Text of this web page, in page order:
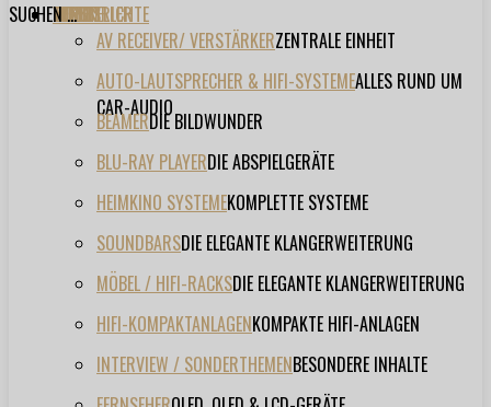
TESTBERICHTE
AV RECEIVER/ VERSTÄRKERZENTRALE EINHEIT
AUTO-LAUTSPRECHER & HIFI-SYSTEMEALLES RUND UM
CAR-AUDIO
BEAMERDIE BILDWUNDER
BLU-RAY PLAYERDIE ABSPIELGERÄTE
HEIMKINO SYSTEMEKOMPLETTE SYSTEME
SOUNDBARSDIE ELEGANTE KLANGERWEITERUNG
MÖBEL / HIFI-RACKSDIE ELEGANTE KLANGERWEITERUNG
HIFI-KOMPAKTANLAGENKOMPAKTE HIFI-ANLAGEN
INTERVIEW / SONDERTHEMENBESONDERE INHALTE
FORUM
FILME
VIDEOS
HERSTELLER
EVENT
SUCHEN ...